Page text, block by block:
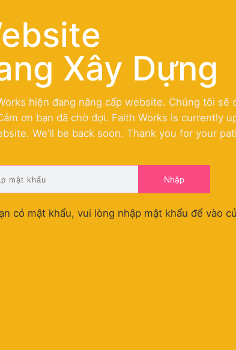
Xây Dựng
hiện đang nâng cấp website. Chúng tôi sẽ
ơn bạn đã chờ đợi. Faith Works is currently
We’ll be back soon. Thank you for your
Nhập
có mật khẩu, vui lòng nhập mật khẩu để vào